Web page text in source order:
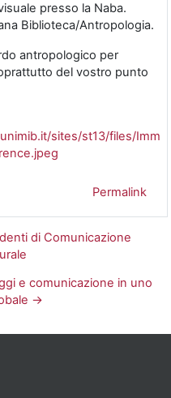
presso la Naba.
Biblioteca/Antropologia.
antropologico per
del vostro punto
sites/st13/files/
Permalink
di Comunicazione
e comunicazione in uno
→